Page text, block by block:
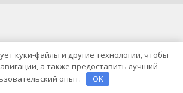
куки-файлы и другие технологии, чтобы
а также предоставить лучший
опыт.
OK